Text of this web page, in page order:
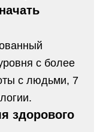
с более
с людьми, 7
здорового